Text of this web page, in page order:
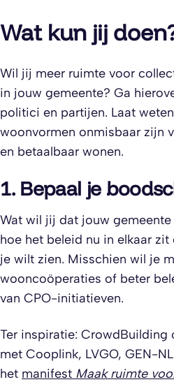
Wat kun jij
Wil jij meer ruimte voor
in jouw gemeente? Ga
politici en partijen. Laat
woonvormen onmisbaar zijn
en betaalbaar wonen.
1. Bepaal je
Wat wil jij dat jouw
hoe het beleid nu in elkaar zit
je wilt zien. Misschien wil je
wooncoöperaties of beter
van CPO-initiatieven.
Ter inspiratie: CrowdBuilding
met Cooplink, LVGO, GEN-
het manifest Maak ruimte